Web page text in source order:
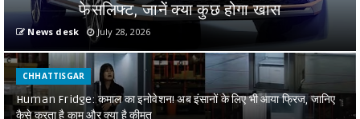
फेसलिफ्ट, जानें क्या कुछ होगा खास
News desk July 28, 2026
CHHATTISGAR
Human Fridge: कमाल का इनोवेशन! अब इंसानों के लिए भी आया फ्रिज, जानिए
कैसे करता है काम और क्या है कीमत